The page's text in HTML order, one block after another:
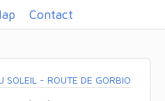
Contact
SOLEIL - ROUTE DE GORBIO